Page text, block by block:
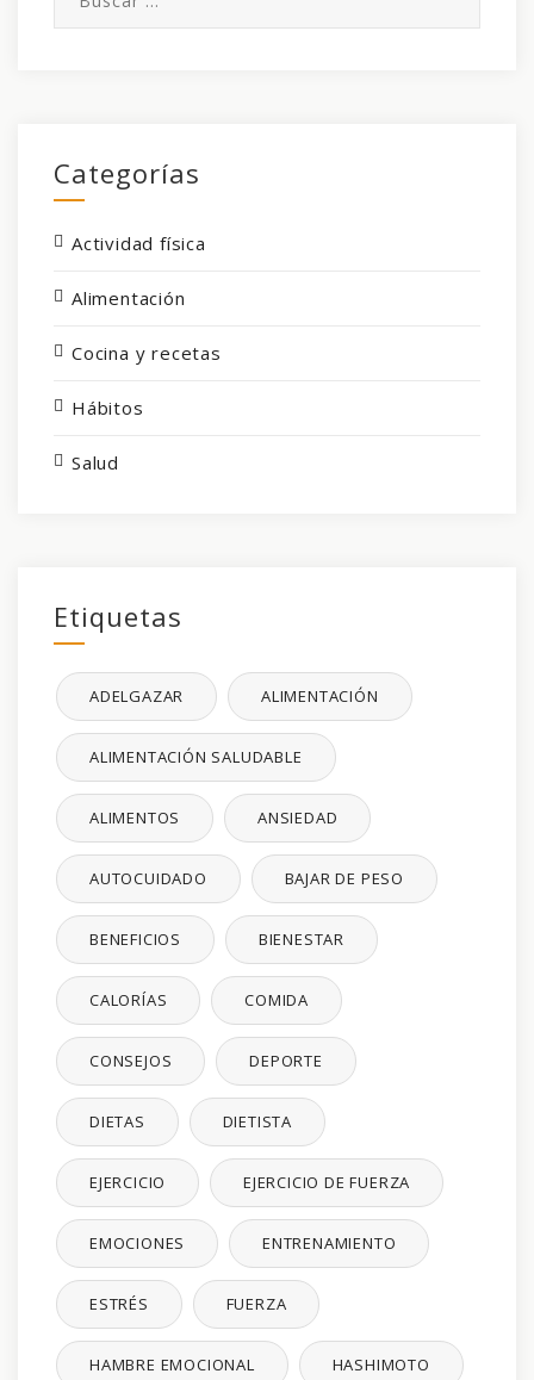
Categorías
Actividad física
Alimentación
Cocina y recetas
Hábitos
Salud
Etiquetas
ADELGAZAR ALIMENTACIÓN
ALIMENTACIÓN SALUDABLE
ALIMENTOS ANSIEDAD
AUTOCUIDADO BAJAR DE PESO
BENEFICIOS BIENESTAR
CALORÍAS COMIDA
CONSEJOS DEPORTE
DIETAS DIETISTA
EJERCICIO EJERCICIO DE FUERZA
EMOCIONES ENTRENAMIENTO
ESTRÉS FUERZA
HAMBRE EMOCIONAL HASHIMOTO